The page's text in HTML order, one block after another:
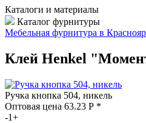
Каталоги и материалы
Каталог фурнитуры
Мебельная фурнитура в
Клей Henkel
Ручка кнопка 504, никель
Оптовая цена 63.23 Р *
-1+